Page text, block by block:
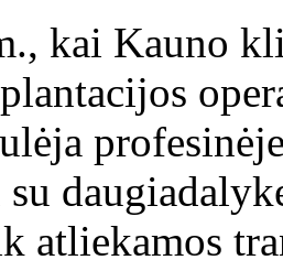
kai Kauno
su
atliekamos